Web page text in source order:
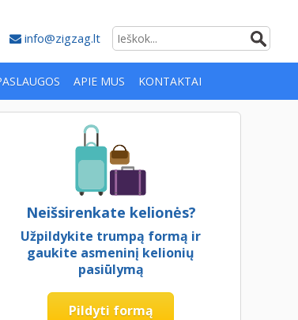
info@zigzag.lt
APIE MUS KONTAKTAI
Neišsirenkate kelionės?
Užpildykite trumpą formą ir
gaukite asmeninį kelionių
pasiūlymą
Pildyti formą